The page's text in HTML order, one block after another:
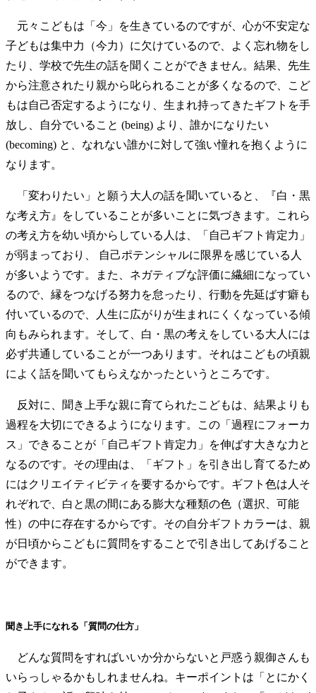
元々こどもは「今」を生きているのですが、心が不安定な
子どもは集中力（今力）に欠けているので、よく忘れ物をし
たり、学校で先生の話を聞くことができません。結果、先生
から注意されたり親から叱られることが多くなるので、こど
もは自己否定するようになり、生まれ持ってきたギフトを手
放し、自分でいること (being) より、誰かになりたい
(becoming) と、なれない誰かに対して強い憧れを抱くように
なります。
「変わりたい」と願う大人の話を聞いていると、『白・黒
な考え方』をしていることが多いことに気づきます。これら
の考え方を幼い頃からしている人は、「自己ギフト肯定力」
が弱まっており、 自己ポテンシャルに限界を感じている人
が多いようです。また、ネガティブな評価に繊細になってい
るので、縁をつなげる努力を怠ったり、行動を先延ばす癖も
付いているので、人生に広がりが生まれにくくなっている傾
向もみられます。そして、白・黒の考えをしている大人には
必ず共通していることが一つあります。それはこどもの頃親
によく話を聞いてもらえなかったというところです。
反対に、聞き上手な親に育てられたこどもは、結果よりも
過程を大切にできるようになります。この「過程にフォーカ
ス」できることが「自己ギフト肯定力」を伸ばす大きな力と
なるのです。その理由は、「ギフト」を引き出し育てるため
にはクリエイティビティを要するからです。ギフト色は人そ
れぞれで、白と黒の間にある膨大な種類の色（選択、可能
性）の中に存在するからです。その自分ギフトカラーは、親
が日頃からこどもに質問をすることで引き出してあげること
ができます。
聞き上手になれる「質問の仕方」
どんな質問をすればいいか分からないと戸惑う親御さんも
いらっしゃるかもしれませんね。キーポイントは「とにかく